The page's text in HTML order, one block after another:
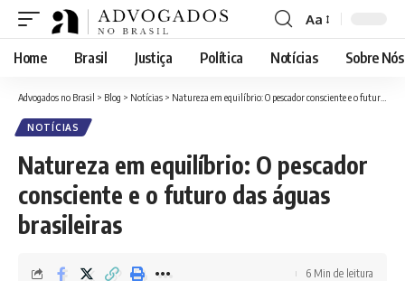
Aa
Home Brasil Justiça Política Notícias Sobre Nós
Advogados no Brasil > Blog > Notícias > Natureza em equilíbrio: O pescador consciente e o futuro das águas brasileiras
NOTÍCIAS
Natureza em equilíbrio: O pescador
consciente e o futuro das águas
brasileiras
6 Min de leitura